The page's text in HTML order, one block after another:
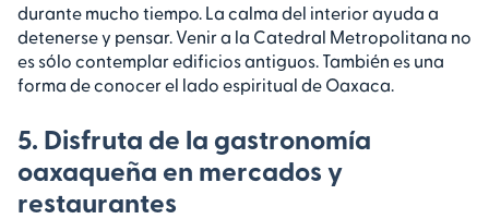
durante mucho tiempo. La calma del interior ayuda a
detenerse y pensar. Venir a la Catedral Metropolitana no
es sólo contemplar edificios antiguos. También es una
forma de conocer el lado espiritual de Oaxaca.
5. Disfruta de la gastronomía
oaxaqueña en mercados y
restaurantes